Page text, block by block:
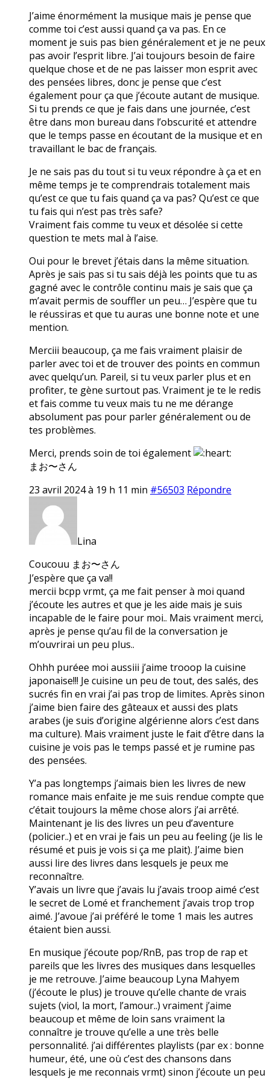
J’aime énormément la musique mais je pense que
comme toi c’est aussi quand ça va pas. En ce
moment je suis pas bien généralement et je ne peux
pas avoir l’esprit libre. J’ai toujours besoin de faire
quelque chose et de ne pas laisser mon esprit avec
des pensées libres, donc je pense que c’est
également pour ça que j’écoute autant de musique.
Si tu prends ce que je fais dans une journée, c’est
être dans mon bureau dans l’obscurité et attendre
que le temps passe en écoutant de la musique et en
travaillant le bac de français.
Je ne sais pas du tout si tu veux répondre à ça et en
même temps je te comprendrais totalement mais
qu’est ce que tu fais quand ça va pas? Qu’est ce que
tu fais qui n’est pas très safe?
Vraiment fais comme tu veux et désolée si cette
question te mets mal à l’aise.
Oui pour le brevet j’étais dans la même situation.
Après je sais pas si tu sais déjà les points que tu as
gagné avec le contrôle continu mais je sais que ça
m’avait permis de souffler un peu… J’espère que tu
le réussiras et que tu auras une bonne note et une
mention.
Merciii beaucoup, ça me fais vraiment plaisir de
parler avec toi et de trouver des points en commun
avec quelqu’un. Pareil, si tu veux parler plus et en
profiter, te gène surtout pas. Vraiment je te le redis
et fais comme tu veux mais tu ne me dérange
absolument pas pour parler généralement ou de
tes problèmes.
Merci, prends soin de toi également
まお〜さん
23 avril 2024 à 19 h 11 min #56503 Répondre
Lina
Coucouu まお〜さん
J’espère que ça va!!
mercii bcpp vrmt, ça me fait penser à moi quand
j’écoute les autres et que je les aide mais je suis
incapable de le faire pour moi.. Mais vraiment merci,
après je pense qu’au fil de la conversation je
m’ouvrirai un peu plus..
Ohhh puréee moi aussiii j’aime trooop la cuisine
japonaise!!! Je cuisine un peu de tout, des salés, des
sucrés fin en vrai j’ai pas trop de limites. Après sinon
j’aime bien faire des gâteaux et aussi des plats
arabes (je suis d’origine algérienne alors c’est dans
ma culture). Mais vraiment juste le fait d’être dans la
cuisine je vois pas le temps passé et je rumine pas
des pensées.
Y’a pas longtemps j’aimais bien les livres de new
romance mais enfaite je me suis rendue compte que
c’était toujours la même chose alors j’ai arrêté.
Maintenant je lis des livres un peu d’aventure
(policier..) et en vrai je fais un peu au feeling (je lis le
résumé et puis je vois si ça me plait). J’aime bien
aussi lire des livres dans lesquels je peux me
reconnaître.
Y’avais un livre que j’avais lu j’avais troop aimé c’est
le secret de Lomé et franchement j’avais trop trop
aimé. J’avoue j’ai préféré le tome 1 mais les autres
étaient bien aussi.
En musique j’écoute pop/RnB, pas trop de rap et
pareils que les livres des musiques dans lesquelles
je me retrouve. J’aime beaucoup Lyna Mahyem
(j’écoute le plus) je trouve qu’elle chante de vrais
sujets (viol, la mort, l’amour..) vraiment j’aime
beaucoup et même de loin sans vraiment la
connaître je trouve qu’elle a une très belle
personnalité. j’ai différentes playlists (par ex : bonne
humeur, été, une où c’est des chansons dans
lesquels je me reconnais vrmt) sinon j’écoute un peu